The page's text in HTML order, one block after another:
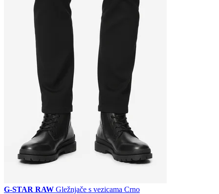
G-STAR RAW Gležnjače s vezicama Crno